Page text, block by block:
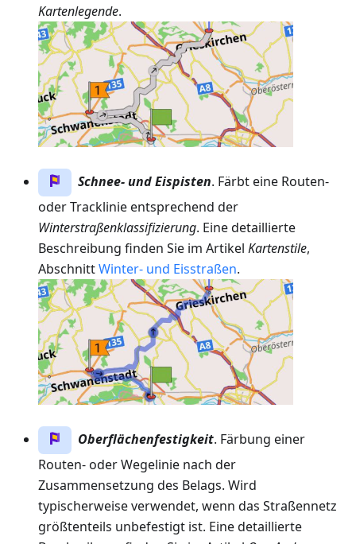
Kartenlegende.
Schnee- und Eispisten. Färbt eine Routen-
oder Tracklinie entsprechend der
Winterstraßenklassifizierung. Eine detaillierte
Beschreibung finden Sie im Artikel Kartenstile,
AbschnittWinter- und Eisstraßen.
Oberflächenfestigkeit. Färbung einer
Routen- oder Wegelinie nach der
Zusammensetzung des Belags. Wird
typischerweise verwendet, wenn das Straßennetz
größtenteils unbefestigt ist. Eine detaillierte